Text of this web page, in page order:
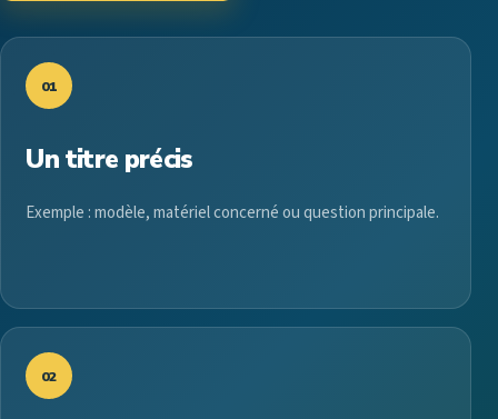
01
Un titre précis
Exemple : modèle, matériel concerné ou question principale.
02